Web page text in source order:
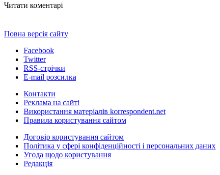
Читати коментарі
Повна версія сайту
Facebook
Twitter
RSS-стрічки
E-mail розсилка
Контакти
Реклама на сайті
Використання матеріалів korrespondent.net
Правила користування сайтом
Договір користування сайтом
Політика у сфері конфіденційності і персональних даних
Угода щодо користування
Редакція